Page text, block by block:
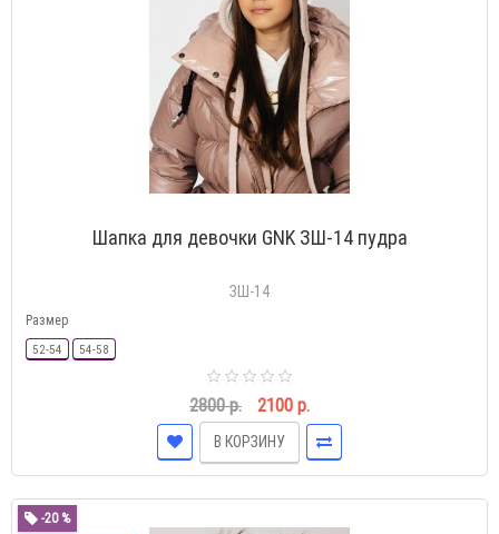
Шапка для девочки GNK ЗШ-14 пудра
ЗШ-14
Размер
52-54 54-58
2800 р. 2100 р.
В КОРЗИНУ
-20 %